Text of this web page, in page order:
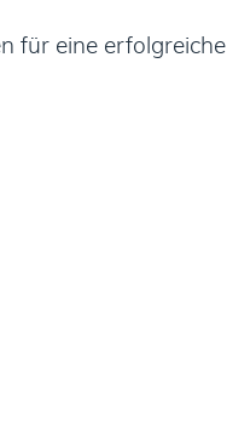
für eine erfolgreiche